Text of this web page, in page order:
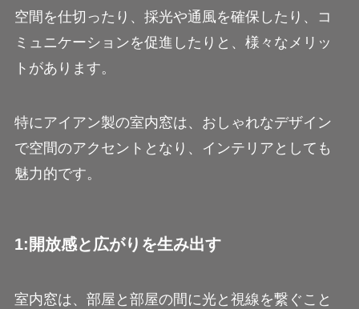
空間を仕切ったり、採光や通風を確保したり、コ
ミュニケーションを促進したりと、様々なメリッ
トがあります。
特にアイアン製の室内窓は、おしゃれなデザイン
で空間のアクセントとなり、インテリアとしても
魅力的です。
1:開放感と広がりを生み出す
室内窓は、部屋と部屋の間に光と視線を繋ぐこと